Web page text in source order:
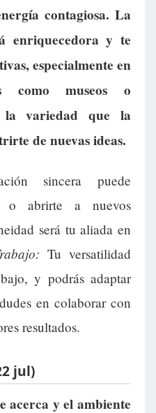
contagiosa. La
enriquecedora y te
especialmente en
como museos o
la variedad que la
de nuevas ideas.
sincera puede
o abrirte a nuevos
será tu aliada en
Tu versatilidad
y podrás adaptar
en colaborar con
resultados.
jul)
acerca y el ambiente